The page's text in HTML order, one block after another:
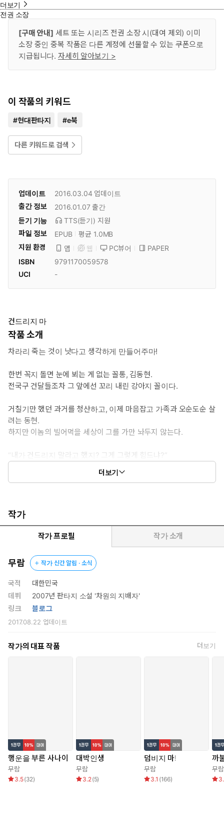
더보기
전권 소장
[구매 안내] 세트 또는 시리즈 전권 소장 시(대여 제외) 이미
소장 중인 중복 작품은 다른 계정에 선물할 수 있는 쿠폰으로
지급됩니다. 자세히 알아보기 >
이 작품의 키워드
#현대판타지 #e북
다른 키워드로 검색
업데이트 2016.03.04 업데이트
출간 정보
2016.01.07 출간
듣기 기능
TTS(듣기) 지원
파일 정보
EPUB
평균 1.0MB
지원 환경
앱 웹 PC뷰어
PAPER
ISBN
9791170059578
UCI
-
건드리지 마
작품 소개
차라리 죽는 것이 낫다고 생각하게 만들어주마!
한번 꼭지 돌면 눈에 뵈는 게 없는 꼴통, 김동현.
전국구 건달들조차 그 앞에선 꼬리 내린 강아지 꼴이다.
거칠기만 했던 과거를 청산하고, 이제 마음잡고 가족과 오순도순 살
려는 동현.
하지만 이놈의 빌어먹을 세상이 그를 가만 놔두지 않는다.
“내가 건드리지 말라고 했지? 그게 그렇게 힘드냐?”
나쁜놈들 끝장내는 끝장액션, <건드리지 마>
더보기
작가
작가 프로필 작가 소개
무람 작가 신간 알림 · 소식
국적
대한민국
데뷔
2007년 판타지 소설 '차원의 지배자'
링크
블로그
2017.08.22 업데이트
작가의 대표 작품 더보기
행운을 부른 사나이
무람
3.5(32)
대박인생
무람
3.2(5)
덤비지 마!
무람
3.1 (166)
까
무람